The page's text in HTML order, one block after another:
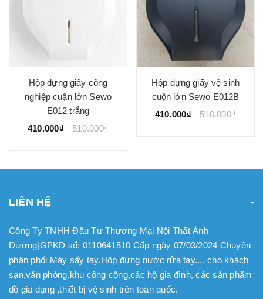
Hộp đựng giấy công
nghiệp cuận lớn Sewo
E012 trắng
410.000₫
510.000₫
Hộp đựng giấy vệ sinh
cuộn lớn Sewo E012B
410.000₫
510.000₫
LIÊN HỆ
Công Ty TNHH Đầu Tư Thương Mại Nội Thất Ánh
Dương|GPKD số: 0110641510 Cấp ngày 07/03/2024 Chuyên
phân phối Máy sấy tay.Hộp đựng nước rửa tay.... cho khách
sạn,văn phòng,khu công cộng,các hộ gia đình, các sản phẩm
đồ gia dụng ,thiết bị vệ sinh trên toàn quốc.